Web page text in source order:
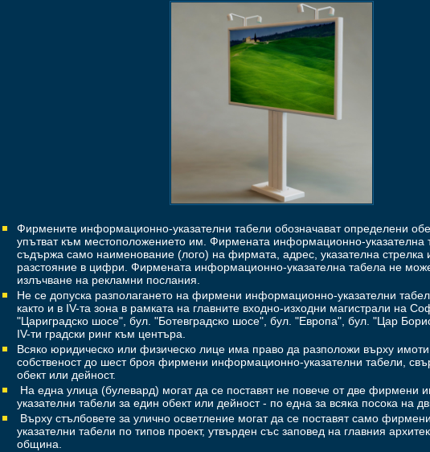
Фирмените информационно-указателни табели обозначават определени
упътват към местоположението им. Фирмената информационно-указателна
съдържа само наименование (лого) на фирмата, адрес, указателна стрелка
разстояние в цифри. Фирмената информационно-указателна табела не
излъчване на рекламни послания.
Не се допуска разполагането на фирмени информационно-указателни
както и в ІV-та зона в рамката на главните входно-изходни магистрали на
"Цариградско шосе", бул. "Ботевградско шосе", бул. "Европа", бул. "Цар
ІV-ти градски ринг към центъра.
Всяко юридическо или физическо лице има право да разположи върху
собственост до шест броя фирмени информационно-указателни табели,
обект или дейност.
На една улица (булевард) могат да се поставят не повече от две фирмени
указателни табели за един обект или дейност - по една за вся­ка посока на
Върху стълбовете за улично осветление могат да се поставят само
указателни табели по типов проект, утвърден със заповед на главния
община.